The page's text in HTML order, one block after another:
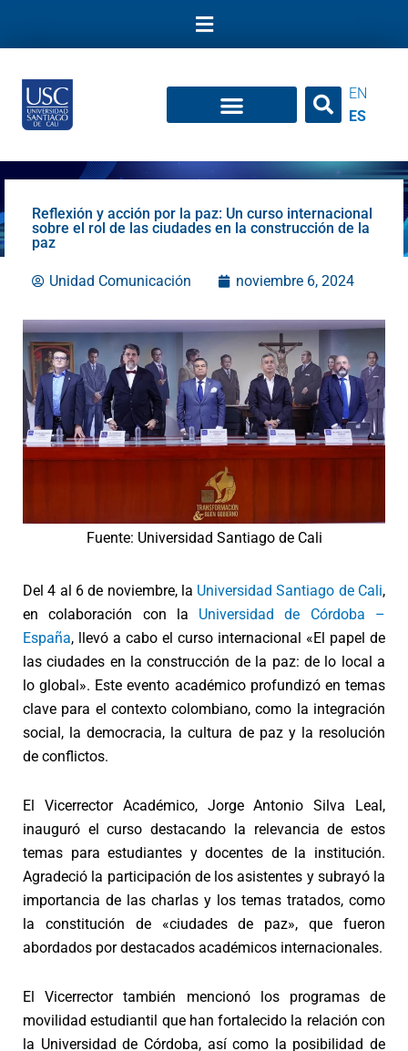
EN
ES
Reflexión y acción por la paz: Un curso internacional
sobre el rol de las ciudades en la construcción de la
paz
Unidad Comunicación noviembre 6, 2024
Fuente: Universidad Santiago de Cali
Del 4 al 6 de noviembre, la Universidad Santiago de Cali,
en colaboración con la Universidad de Córdoba –
España, llevó a cabo el curso internacional «El papel de
las ciudades en la construcción de la paz: de lo local a
lo global». Este evento académico profundizó en temas
clave para el contexto colombiano, como la integración
social, la democracia, la cultura de paz y la resolución
de conflictos.
El Vicerrector Académico, Jorge Antonio Silva Leal,
inauguró el curso destacando la relevancia de estos
temas para estudiantes y docentes de la institución.
Agradeció la participación de los asistentes y subrayó la
importancia de las charlas y los temas tratados, como
la constitución de «ciudades de paz», que fueron
abordados por destacados académicos internacionales.
El Vicerrector también mencionó los programas de
movilidad estudiantil que han fortalecido la relación con
la Universidad de Córdoba, así como la posibilidad de